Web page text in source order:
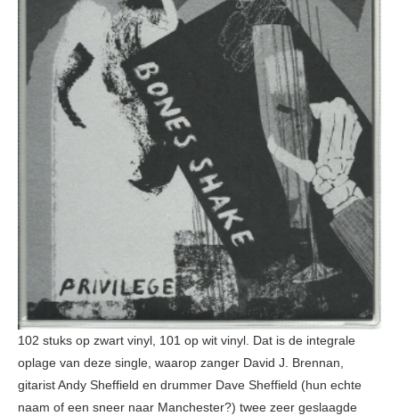
102 stuks op zwart vinyl, 101 op wit vinyl. Dat is de integrale
oplage van deze single, waarop zanger David J. Brennan,
gitarist Andy Sheffield en drummer Dave Sheffield (hun echte
naam of een sneer naar Manchester?) twee zeer geslaagde